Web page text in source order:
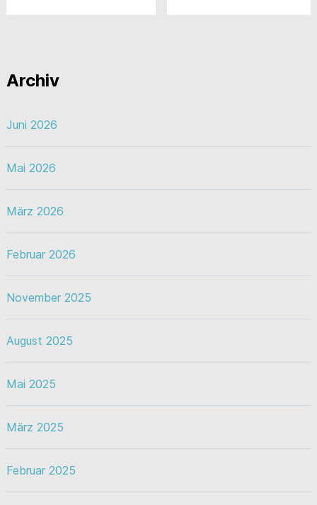
Archiv
Juni 2026
Mai 2026
März 2026
Februar 2026
November 2025
August 2025
Mai 2025
März 2025
Februar 2025